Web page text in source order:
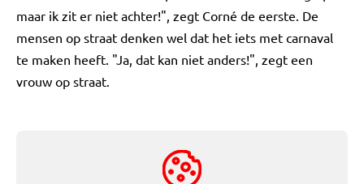
maar ik zit er niet achter!", zegt Corné de eerste. De
mensen op straat denken wel dat het iets met carnaval
te maken heeft. "Ja, dat kan niet anders!", zegt een
vrouw op straat.